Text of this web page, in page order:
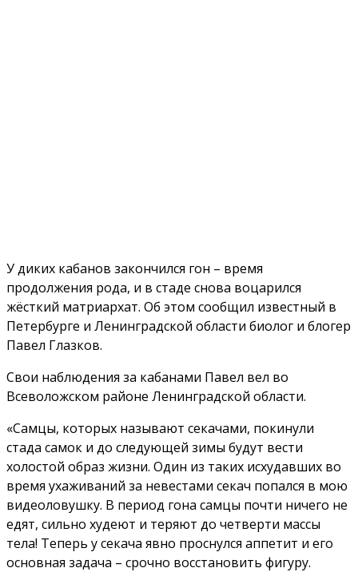
У диких кабанов закончился гон – время
продолжения рода, и в стаде снова воцарился
жёсткий матриархат. Об этом сообщил известный в
Петербурге и Ленинградской области биолог и блогер
Павел Глазков.
Свои наблюдения за кабанами Павел вел во
Всеволожском районе Ленинградской области.
«Самцы, которых называют секачами, покинули
стада самок и до следующей зимы будут вести
холостой образ жизни. Один из таких исхудавших во
время ухаживаний за невестами секач попался в мою
видеоловушку. В период гона самцы почти ничего не
едят, сильно худеют и теряют до четверти массы
тела! Теперь у секача явно проснулся аппетит и его
основная задача – срочно восстановить фигуру.